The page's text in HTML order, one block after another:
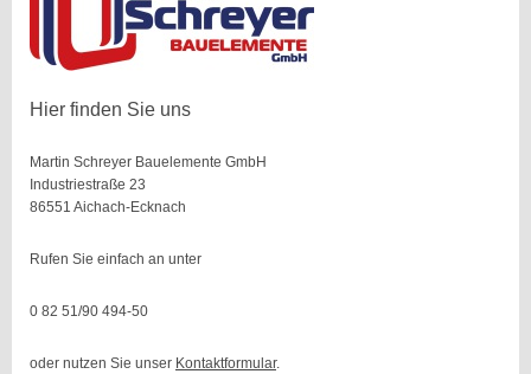
Hier finden Sie uns
Martin Schreyer Bauelemente GmbH
Industriestraße 23
86551 Aichach-Ecknach
Rufen Sie einfach an unter
0 82 51/90 494-50
oder nutzen Sie unser Kontaktformular.